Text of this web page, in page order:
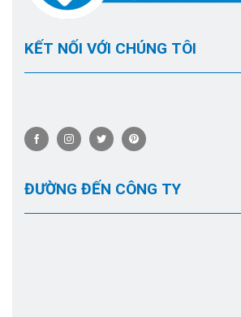
KẾT NỐI VỚI CHÚNG TÔI
ĐƯỜNG ĐẾN CÔNG TY